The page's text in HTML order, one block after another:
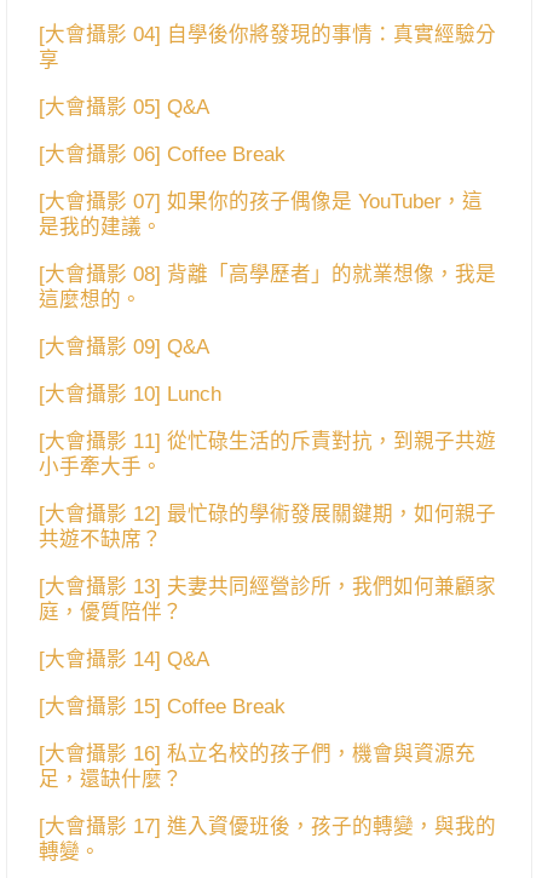
[大會攝影 04] 自學後你將發現的事情：真實經驗分
享
[大會攝影 05] Q&A
[大會攝影 06] Coffee Break
[大會攝影 07] 如果你的孩子偶像是 YouTuber，這
是我的建議。
[大會攝影 08] 背離「高學歷者」的就業想像，我是
這麼想的。
[大會攝影 09] Q&A
[大會攝影 10] Lunch
[大會攝影 11] 從忙碌生活的斥責對抗，到親子共遊
小手牽大手。
[大會攝影 12] 最忙碌的學術發展關鍵期，如何親子
共遊不缺席？
[大會攝影 13] 夫妻共同經營診所，我們如何兼顧家
庭，優質陪伴？
[大會攝影 14] Q&A
[大會攝影 15] Coffee Break
[大會攝影 16] 私立名校的孩子們，機會與資源充
足，還缺什麼？
[大會攝影 17] 進入資優班後，孩子的轉變，與我的
轉變。